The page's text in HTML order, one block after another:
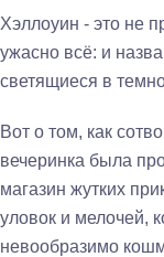
Хэллоуин - это не
ужасно всё: и
светящиеся в
Вот о том, как
вечеринка была
магазин жутких
уловок и мелочей,
невообразимо